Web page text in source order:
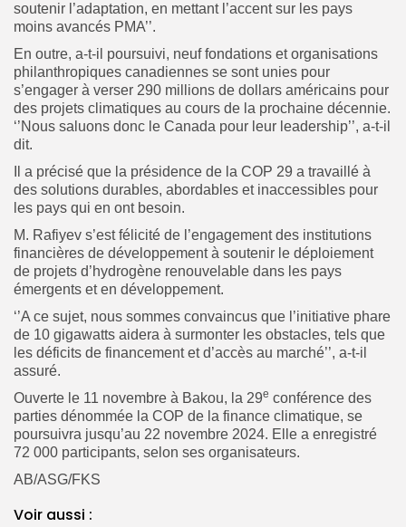
soutenir l’adaptation, en mettant l’accent sur les pays
moins avancés PMA’’.
En outre, a-t-il poursuivi, neuf fondations et organisations
philanthropiques canadiennes se sont unies pour
s’engager à verser 290 millions de dollars américains pour
des projets climatiques au cours de la prochaine décennie.
‘’Nous saluons donc le Canada pour leur leadership’’, a-t-il
dit.
Il a précisé que la présidence de la COP 29 a travaillé à
des solutions durables, abordables et inaccessibles pour
les pays qui en ont besoin.
M. Rafiyev s’est félicité de l’engagement des institutions
financières de développement à soutenir le déploiement
de projets d’hydrogène renouvelable dans les pays
émergents et en développement.
‘’A ce sujet, nous sommes convaincus que l’initiative phare
de 10 gigawatts aidera à surmonter les obstacles, tels que
les déficits de financement et d’accès au marché’’, a-t-il
assuré.
Ouverte le 11 novembre à Bakou, la 29e conférence des
parties dénommée la COP de la finance climatique, se
poursuivra jusqu’au 22 novembre 2024. Elle a enregistré
72 000 participants, selon ses organisateurs.
AB/ASG/FKS
Voir aussi :